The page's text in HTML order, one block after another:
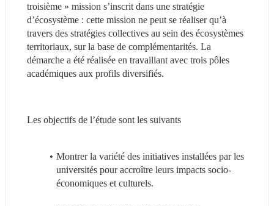
troisième » mission s’inscrit dans une stratégie
d’écosystème : cette mission ne peut se réaliser qu’à
travers des stratégies collectives au sein des écosystèmes
territoriaux, sur la base de complémentarités. La
démarche a été réalisée en travaillant avec trois pôles
académiques aux profils diversifiés.
Les objectifs de l’étude sont les suivants
Montrer la variété des initiatives installées par les
universités pour accroître leurs impacts socio-
économiques et culturels.